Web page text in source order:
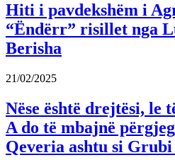
Hiti i pavdekshëm i
“Ëndërr” risillet nga
Berisha
21/02/2025
Nëse është drejtësi, le
A do të mbajnë
Qeveria ashtu si